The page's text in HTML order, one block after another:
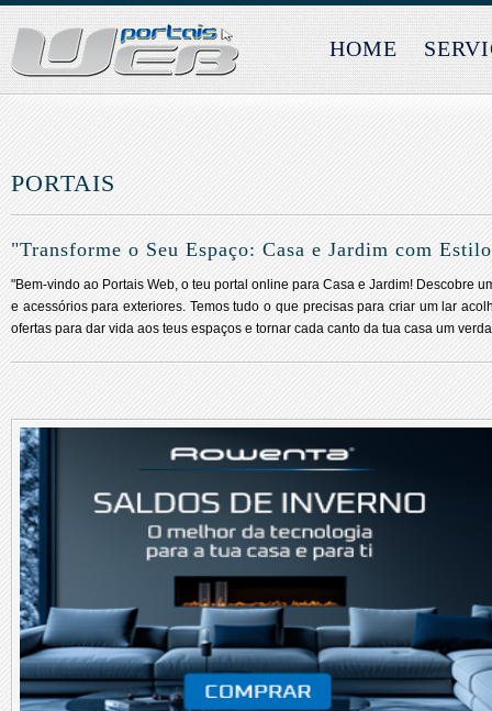
HOME
PORTAIS
"Transforme o Seu Espaço: Casa e Jardim com
"Bem-vindo ao Portais Web, o teu portal online para Casa e Jardim! Descobre
e acessórios para exteriores. Temos tudo o que precisas para criar um lar
ofertas para dar vida aos teus espaços e tornar cada canto da tua casa um